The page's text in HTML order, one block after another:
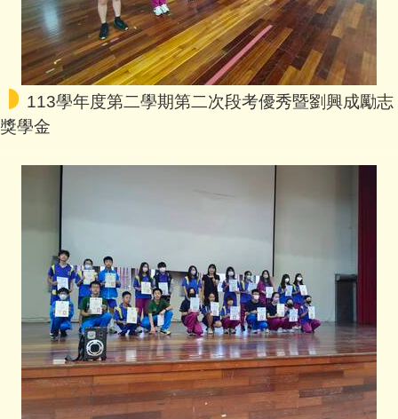
113學年度第二學期第二次段考優秀暨劉興成勵志
獎學金